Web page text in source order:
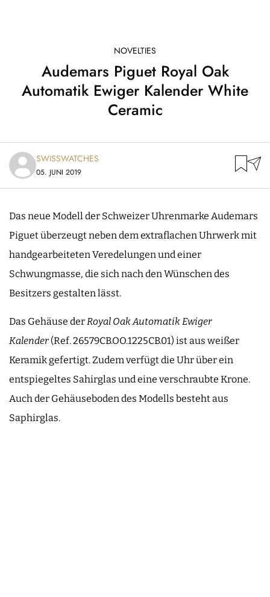
NOVELTIES
Audemars Piguet Royal Oak
Automatik Ewiger Kalender White
Ceramic
SWISSWATCHES
05. JUNI 2019
Das neue Modell der Schweizer Uhrenmarke Audemars
Piguet überzeugt neben dem extraflachen Uhrwerk mit
handgearbeiteten Veredelungen und einer
Schwungmasse, die sich nach den Wünschen des
Besitzers gestalten lässt.
Das Gehäuse der Royal Oak Automatik Ewiger
Kalender (Ref. 26579CB.OO.1225CB.01) ist aus weißer
Keramik gefertigt. Zudem verfügt die Uhr über ein
entspiegeltes Sahirglas und eine verschraubte Krone.
Auch der Gehäuseboden des Modells besteht aus
Saphirglas.